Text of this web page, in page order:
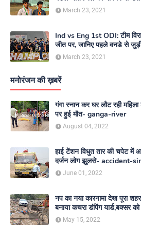
March 23, 2021
Ind vs Eng 1st ODI: टीम
जीत पर, जानिए पहले वनडे से
March 23, 2021
मनोरंजन की ख़बरें
गंगा स्नान कर घर लौट रही
पर हुई मौत- ganga-river
August 04, 2022
हाई टेंशन विधुत तार की चपेट में
दर्जन लोग झुलसे- accident-
June 01, 2022
नप का नया कारनामा देख पूरा
बनाया कचरा डंपिंग यार्ड,बक्सर
दिलाएगा नगर परिषद- nagar-
May 15, 2022